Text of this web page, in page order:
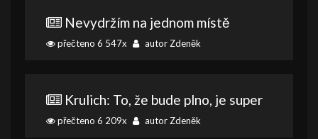
Nevydržím na jednom místě
přečteno 6 547x autor Zdeněk
Krulich: To, že bude plno, je super
přečteno 6 209x autor Zdeněk